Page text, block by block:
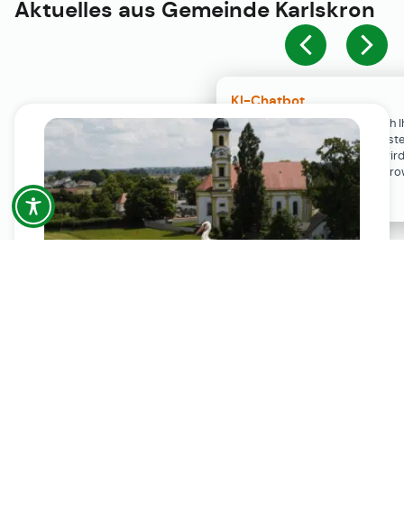
KI-Chatbot
Der KI-Chatbot steht erst nach
Einwilligung in den Cookie-
Verfügung. Der Chat-Verlauf
ausschließlich lokal in Ihrem
gespeichert.
Aktuelles aus Gemeinde Karlskron